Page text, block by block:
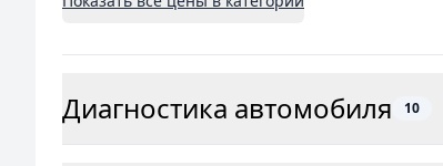
Диагностика автомобиля 10